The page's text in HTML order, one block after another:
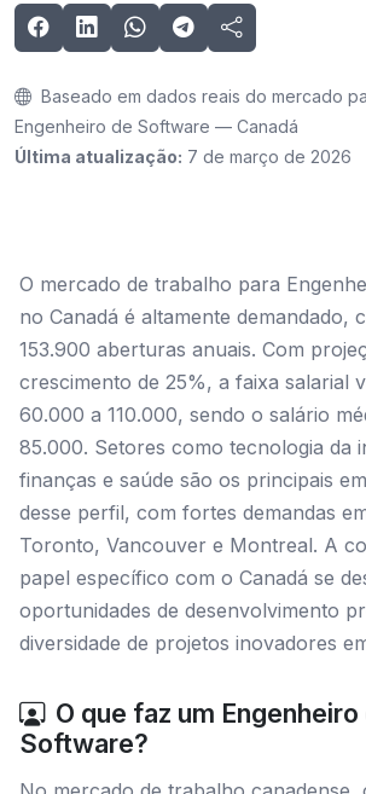
Baseado em dados reais do mercado
Engenheiro de Software — Canadá
Última atualização: 7 de março de 2026
O mercado de trabalho para
no Canadá é altamente demandado,
153.900 aberturas anuais. Com
crescimento de 25%, a faixa salarial
60.000 a 110.000, sendo o salário
85.000. Setores como tecnologia da
finanças e saúde são os principais
desse perfil, com fortes demandas
Toronto, Vancouver e Montreal. A
papel específico com o Canadá se
oportunidades de desenvolvimento
diversidade de projetos inovadores
O que faz um Engenheiro
Software?